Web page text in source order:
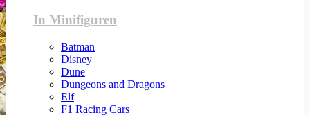
In Minifiguren
Batman
Disney
Dune
Dungeons and Dragons
Elf
F1 Racing Cars